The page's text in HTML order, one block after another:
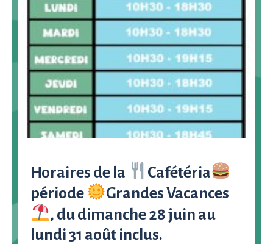
Horaires de la
Cafétéria
période
Grandes Vacances
, du dimanche 28 juin au
lundi 31 août inclus.